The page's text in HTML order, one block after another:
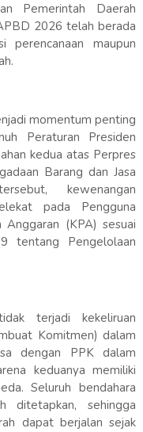
Pemerintah Daerah
2026 telah berada
maupun
momentum penting
Peraturan Presiden
kedua atas Perpres
Barang dan Jasa
kewenangan
pada Pengguna
(KPA) sesuai
tentang Pengelolaan
terjadi kekeliruan
Komitmen) dalam
dengan PPK dalam
keduanya memiliki
Seluruh bendahara
ditetapkan, sehingga
dapat berjalan sejak